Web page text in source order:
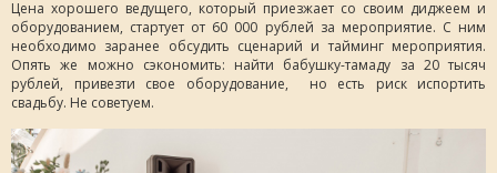
Цена хорошего ведущего, который приезжает со своим диджеем и
оборудованием, стартует от 60 000 рублей за мероприятие. С ним
необходимо заранее обсудить сценарий и тайминг мероприятия.
Опять же можно сэкономить: найти бабушку-тамаду за 20 тысяч
рублей, привезти свое оборудование, но есть риск испортить
свадьбу. Не советуем.